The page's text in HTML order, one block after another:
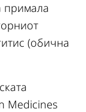
примала
(обична
Medicines